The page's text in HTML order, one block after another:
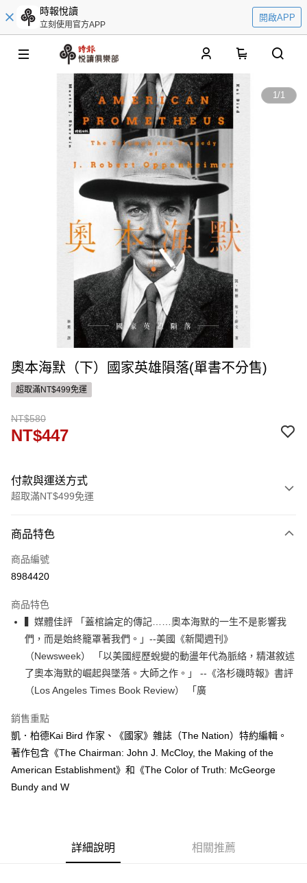
時報悅讀
立刻使用官方APP
開啟APP
1/1
奧本海默（下）國家英雄隕落(單書不分售)
超取滿NT$499免運
NT$580
NT$447
付款與運送方式
超取滿NT$499免運
信用卡一次付款
ATM付款
運送方式
付款後全家取貨
每筆NT$60，滿NT$499(含以上)免運費
付款後7-11取貨
每筆NT$60，滿NT$499(含以上)免運費
宅配
每筆NT$100，滿NT$499(含以上)免運費
商品特色
商品編號
8984420
商品特色
▍媒體佳評 「蓋棺論定的傳記……奧本海默的一生不是影響我
們，而是始終籠罩著我們。」--美國《新聞週刊》
（Newsweek） 「以美國經歷蛻變的動盪年代為脈絡，精湛敘述
了奧本海默的崛起與墜落。大師之作。」 --《洛杉磯時報》書評
（Los Angeles Times Book Review） 「廣
銷售重點
凱．柏德Kai Bird 作家、《國家》雜誌（The Nation）特約編輯。
著作包含《The Chairman: John J. McCloy, the Making of the
American Establishment》和《The Color of Truth: McGeorge
Bundy and W
詳細說明 相關推薦